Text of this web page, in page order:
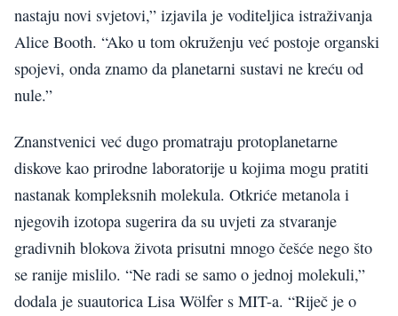
nastaju novi svjetovi,” izjavila je voditeljica istraživanja
Alice Booth. “Ako u tom okruženju već postoje organski
spojevi, onda znamo da planetarni sustavi ne kreću od
nule.”
Znanstvenici već dugo promatraju protoplanetarne
diskove kao prirodne laboratorije u kojima mogu pratiti
nastanak kompleksnih molekula. Otkriće metanola i
njegovih izotopa sugerira da su uvjeti za stvaranje
gradivnih blokova života prisutni mnogo češće nego što
se ranije mislilo. “Ne radi se samo o jednoj molekuli,”
dodala je suautorica Lisa Wölfer s MIT-a. “Riječ je o